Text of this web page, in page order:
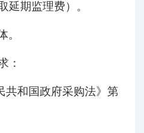
延期监理费）。
。
：
共和国政府采购法》第